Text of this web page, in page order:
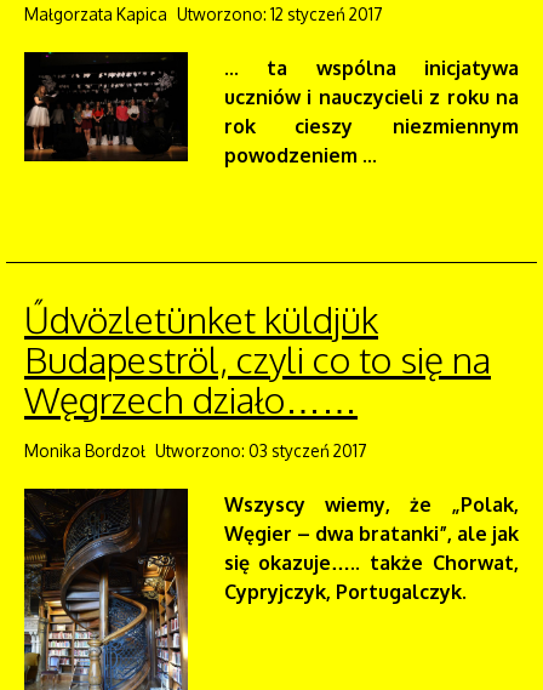
Małgorzata Kapica Utworzono: 12 styczeń 2017
... ta wspólna inicjatywa
uczniów i nauczycieli z roku na
rok cieszy niezmiennym
powodzeniem ...
Űdvözletünket küldjük
Budapeströl, czyli co to się na
Węgrzech działo……
Monika Bordzoł Utworzono: 03 styczeń 2017
Wszyscy wiemy, że „Polak,
Węgier – dwa bratanki”, ale jak
się okazuje….. także Chorwat,
Cypryjczyk, Portugalczyk.